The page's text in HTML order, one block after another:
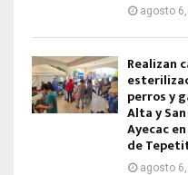
agosto
Realizan
perros y
Alta y
Ayecac
de
agosto